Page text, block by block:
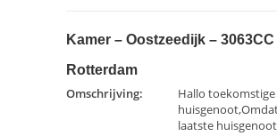
Kamer – Oostzeedijk – 3063CC
Rotterdam
Omschrijving:
Hallo
laatste